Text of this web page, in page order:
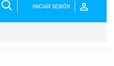
INICIAR SESIÓN